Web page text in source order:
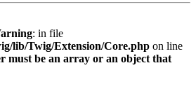
: in file
lib/Twig/Extension/Core.php on line
must be an array or an object that